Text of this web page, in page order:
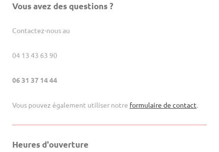
Vous avez des questions ?
Contactez-nous au
04 13 43 63 90
06 31 37 14 44
Vous pouvez également utiliser notre formulaire de contact.
Heures d'ouverture